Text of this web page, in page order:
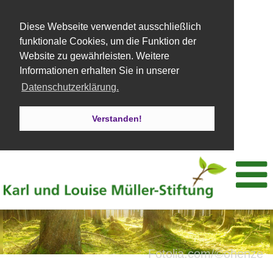
Diese Webseite verwendet ausschließlich
funktionale Cookies, um die Funktion der
Website zu gewährleisten. Weitere
Informationen erhalten Sie in unserer
Datenschutzerklärung.
Verstanden!
Fotolia.com/©ohenze